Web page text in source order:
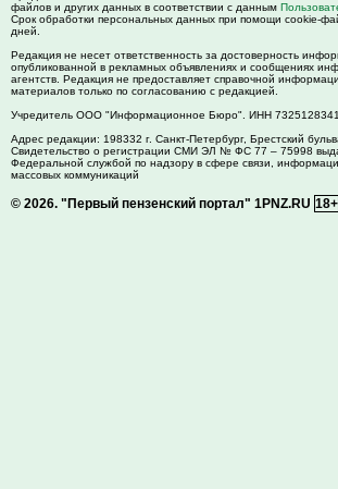
файлов и других данных в соответствии с данным
Срок обработки персональных данных при помощи cookie-
дней.
Редакция не несет ответственность за достоверность
опубликованной в рекламных объявлениях и сообщениях
агентств. Редакция не предоставляет справочной
материалов только по согласованию с редакцией.
Учредитель ООО "Информационное Бюро". ИНН
Адрес редакции: 198332 г. Санкт-Петербург, Брестский
Свидетельство о регистрации СМИ ЭЛ № ФС 77 – 75998
Федеральной службой по надзору в сфере связи,
массовых коммуникаций
© 2026. "Первый пензенский портал" 1PNZ.RU 18+